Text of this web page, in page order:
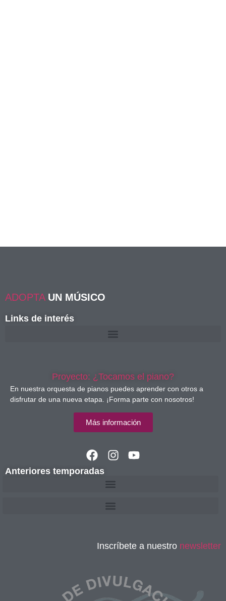
ADOPTA UN MÚSICO
Links de interés
Proyecto: ¿Tocamos el piano?
En nuestra orquesta de pianos puedes aprender con otros a
disfrutar de una nueva etapa. ¡Forma parte con nosotros!
Más información
Anteriores temporadas
Inscríbete a nuestro newsletter